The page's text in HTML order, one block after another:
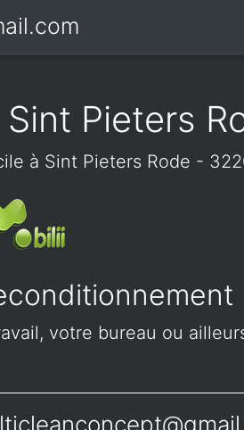
Pieters
à Sint Pieters Rode -
votre bureau ou